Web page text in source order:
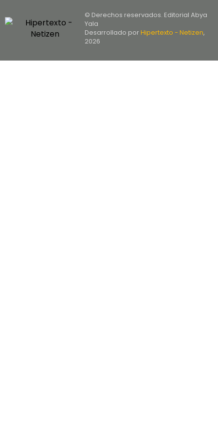
© Derechos reservados. Editorial Abya
Yala
Desarrollado porHipertexto - Netizen,
2026